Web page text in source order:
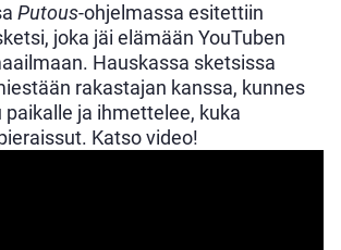
Putous-ohjelmassa esitettiin
joka jäi elämään YouTuben
Hauskassa sketsissa
rakastajan kanssa, kunnes
ja ihmettelee, kuka
Katso video!